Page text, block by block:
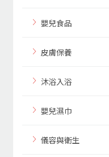
嬰兒食品
皮膚保養
沐浴入浴
嬰兒濕巾
儀容與衛生